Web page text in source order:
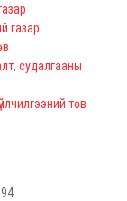
газар
судалгааны
төв
94